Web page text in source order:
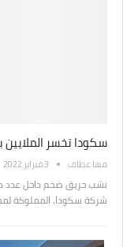
سكودا تخسر
مها عطاف 3 فبراير 2022
نشب حريق ضخم داخل عدد
شركة سكودا، المملوكة